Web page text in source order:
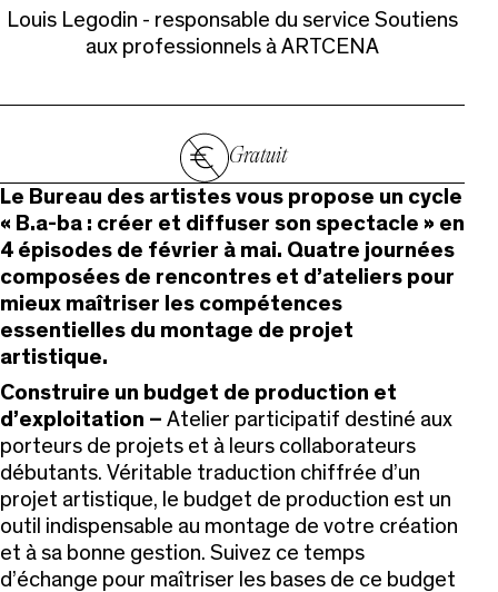
Louis Legodin - responsable du service Soutiens
aux professionnels à ARTCENA
Gratuit
Le Bureau des artistes vous propose un cycle
« B.a-ba : créer et diffuser son spectacle » en
4 épisodes de février à mai. Quatre journées
composées de rencontres et d’ateliers pour
mieux maîtriser les compétences
essentielles du montage de projet
artistique.
Construire un budget de production et
d’exploitation – Atelier participatif destiné aux
porteurs de projets et à leurs collaborateurs
débutants. Véritable traduction chiffrée d’un
projet artistique, le budget de production est un
outil indispensable au montage de votre création
et à sa bonne gestion. Suivez ce temps
d’échange pour maîtriser les bases de ce budget